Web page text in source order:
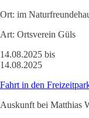
Ort: im
Art: Ortsverein Güls
14.08.2025 bis
14.08.2025
Fahrt in den
Auskunft bei Matthias